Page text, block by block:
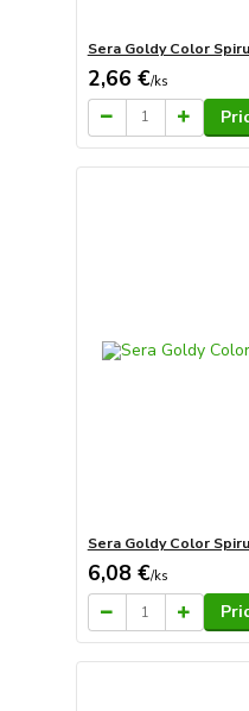
Sera Goldy Color
2,66 €/ks
Sera Goldy Color
6,08 €/ks